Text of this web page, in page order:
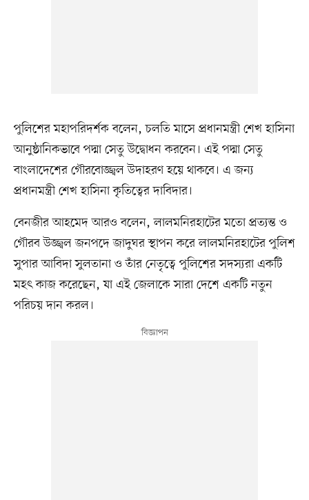
পুলিশের মহাপরিদর্শক বলেন, চলতি মাসে প্রধানমন্ত্রী শেখ হাসিনা
আনুষ্ঠানিকভাবে পদ্মা সেতু উদ্বোধন করবেন। এই পদ্মা সেতু
বাংলাদেশের গৌরবোজ্জ্বল উদাহরণ হয়ে থাকবে। এ জন্য
প্রধানমন্ত্রী শেখ হাসিনা কৃতিত্বের দাবিদার।
বেনজীর আহমেদ আরও বলেন, লালমনিরহাটের মতো প্রত্যন্ত ও
গৌরব উজ্জ্বল জনপদে জাদুঘর স্থাপন করে লালমনিরহাটের পুলিশ
সুপার আবিদা সুলতানা ও তাঁর নেতৃত্বে পুলিশের সদস্যরা একটি
মহৎ কাজ করেছেন, যা এই জেলাকে সারা দেশে একটি নতুন
পরিচয় দান করল।